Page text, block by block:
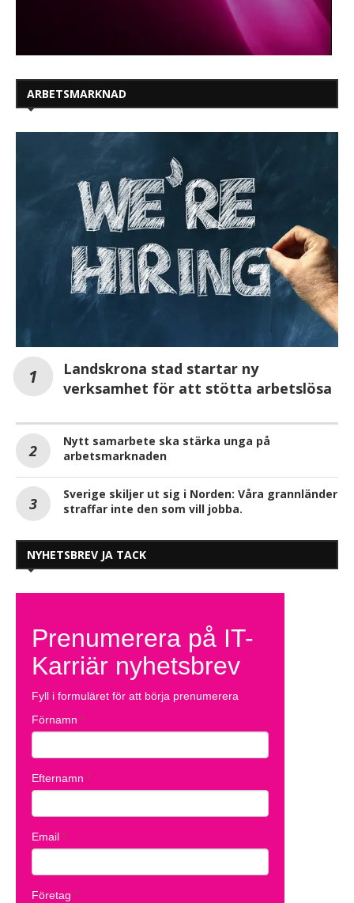
ARBETSMARKNAD
Landskrona stad startar ny
verksamhet för att stötta arbetslösa
Nytt samarbete ska stärka unga på
arbetsmarknaden
Sverige skiljer ut sig i Norden: Våra grannländer
straffar inte den som vill jobba.
NYHETSBREV JA TACK